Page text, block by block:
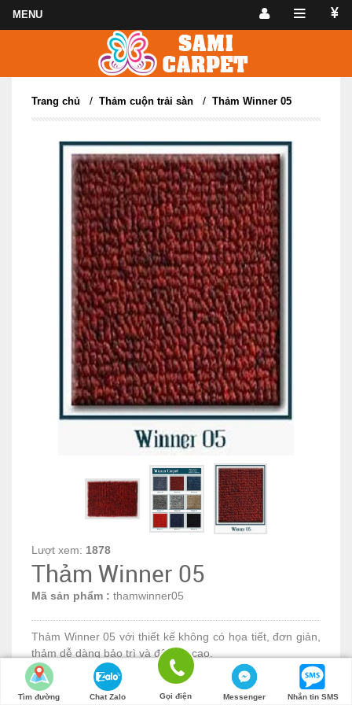
Trang chủ / Thảm cuộn trải sàn / Thảm Winner 05
Lượt xem: 1878
Thảm Winner 05
Mã sản phẩm : thamwinner05
Thảm Winner 05 với thiết kế không có họa tiết, đơn giản,
thảm dễ dàng bảo trì và độ bền cao.
LH để có giá tốt nhất Số lượng:
Tìm đường Chat Zalo Gọi điện Messenger Nhắn tin SMS